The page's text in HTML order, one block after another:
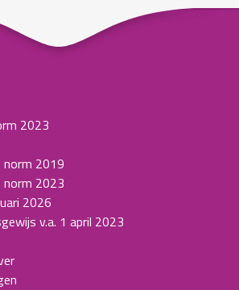
2023
2019
2023
2026
v.a. 1 april 2023